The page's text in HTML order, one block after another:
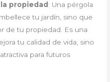
propiedad: Una pérgola
tu jardín, sino que
de tu propiedad. Es una
tu calidad de vida, sino
para futuros